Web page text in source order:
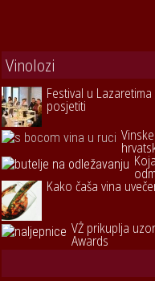
Vinolozi
Festival u
posjetiti
Kako čaša vina
VŽ prikuplja
Awards